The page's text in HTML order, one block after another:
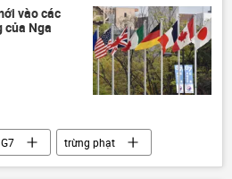
hoảng ở Ukraina
vào các
của Nga
trừng phạt
xung đột